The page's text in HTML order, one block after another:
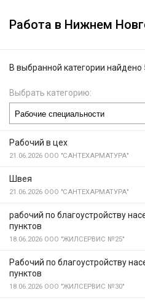
Работа в Нижнем
В выбранной категории найдено
Выбрать категорию:
Рабочий в цех
21.06.2026 ООО "САНТЕХАРМАТУРА"
Швея
21.06.2026 ООО "САНТЕХАРМАТУРА"
рабочий по благоустройству
пунктов
18.06.2026 ООО "ЖИЛСЕРВИС №25"
Рабочий по благоустройству
пунктов
18.06.2026 ООО "ЖИЛСЕРВИС №30"